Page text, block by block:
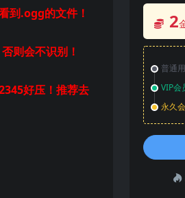
到.ogg的文件！
则会不识别！
好压！推荐去
2
普通
VIP会
永久